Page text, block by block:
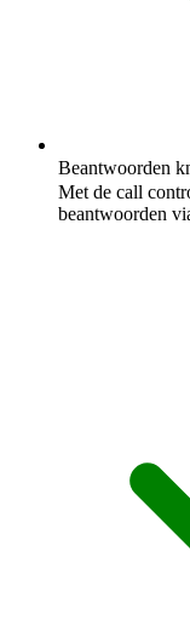
Beantwoorden
Met de call
beantwoorden